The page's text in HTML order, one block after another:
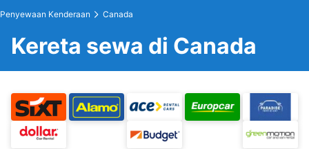
Penyewaan Kenderaan Canada
Kereta sewa di Canada